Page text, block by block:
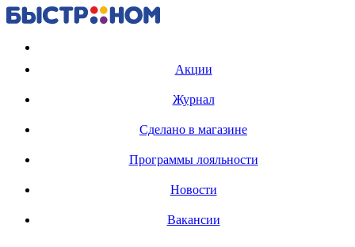
Акции
Журнал
Сделано в магазине
Программы лояльности
Новости
Вакансии